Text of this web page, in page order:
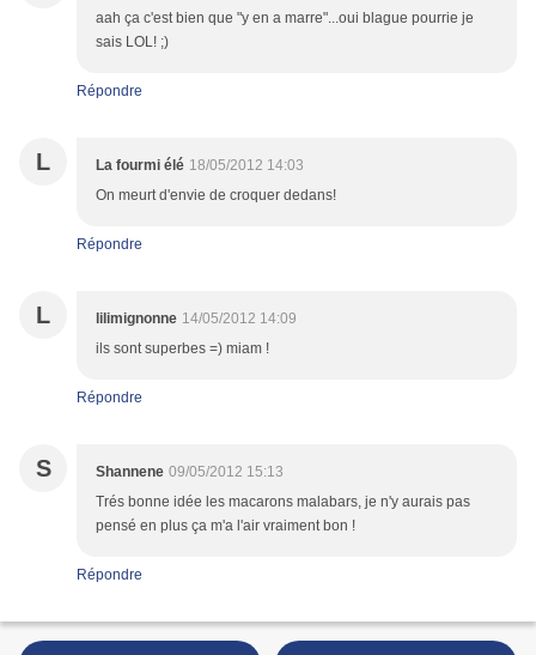
aah ça c'est bien que "y en a marre"...oui blague pourrie je
sais LOL! ;)
Répondre
L La fourmi élé 18/05/2012 14:03
On meurt d'envie de croquer dedans!
Répondre
L lilimignonne 14/05/2012 14:09
ils sont superbes =) miam !
Répondre
S Shannene 09/05/2012 15:13
Trés bonne idée les macarons malabars, je n'y aurais pas
pensé en plus ça m'a l'air vraiment bon !
Répondre